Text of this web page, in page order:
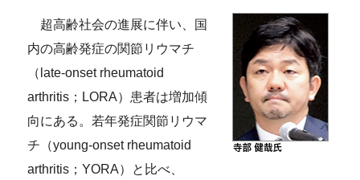
超高齢社会の進展に伴い、国
内の高齢発症の関節リウマチ
（late-onset rheumatoid
arthritis；LORA）患者は増加傾
向にある。若年発症関節リウマ
チ（young-onset rheumatoid
arthritis；YORA）と比べ、